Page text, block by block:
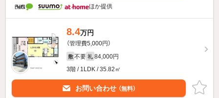
ほか提供
8.4万円
（管理費5,000円）
敷 不要 礼 84,000円
3階 / 1LDK / 35.82㎡
お問い合わせ （無料）